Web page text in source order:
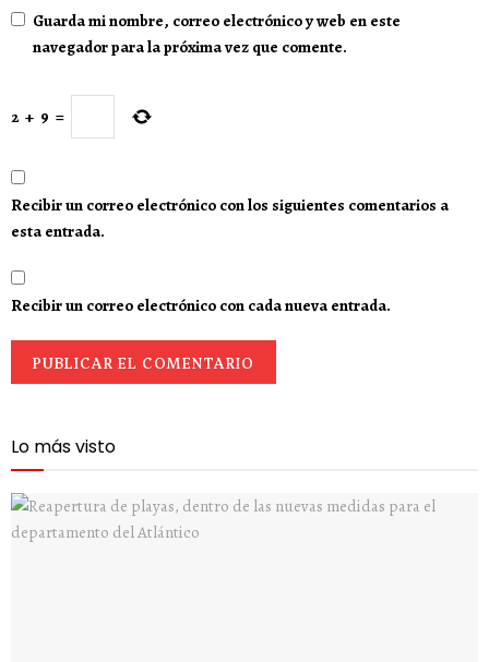
Guarda mi nombre, correo electrónico y web en este
navegador para la próxima vez que comente.
2 + 9 =
Recibir un correo electrónico con los siguientes comentarios a
esta entrada.
Recibir un correo electrónico con cada nueva entrada.
Lo más visto